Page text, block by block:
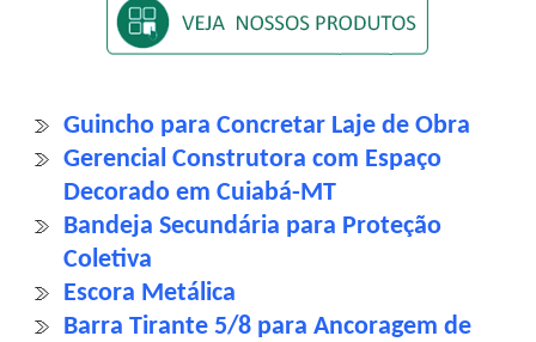
Guincho para Concretar Laje de Obra
Gerencial Construtora com Espaço
Decorado em Cuiabá-MT
Bandeja Secundária para Proteção
Coletiva
Escora Metálica
Barra Tirante 5/8 para Ancoragem de